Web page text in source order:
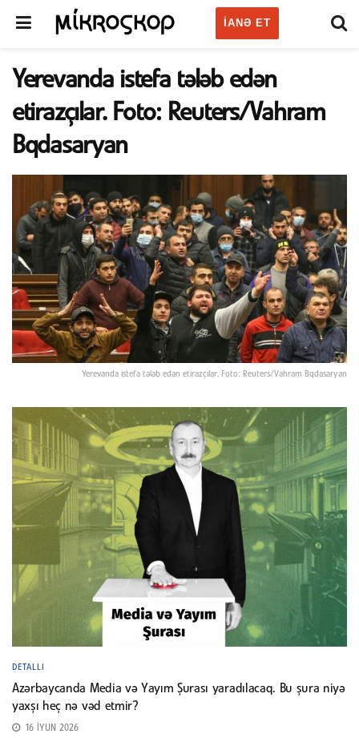
IANƏ ET
Yerevanda istefa tələb edən
etirazçılar. Foto: Reuters/Vahram
Bqdasaryan
Yerevanda istefa tələb edən etirazçılar. Foto: Reuters/Vahram Bqdasaryan
DETALLI
Azərbaycanda Media və Yayım Şurası yaradılacaq. Bu şura niyə
yaxşı heç nə vəd etmir?
16 İYUN 2026